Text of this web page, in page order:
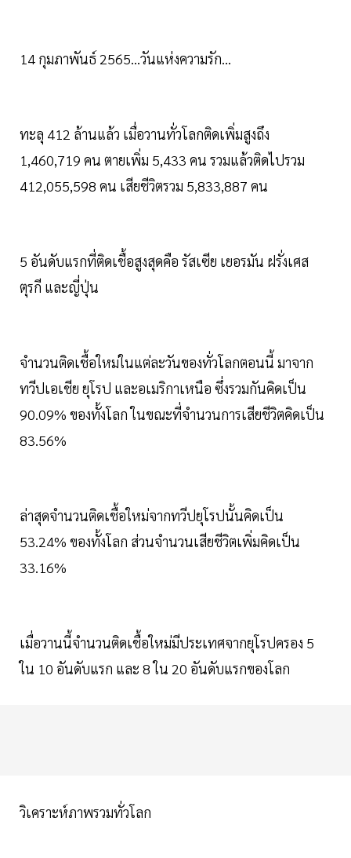
14 กุมภาพันธ์ 2565...วันแห่งความรัก...
ทะลุ 412 ล้านแล้ว เมื่อวานทั่วโลกติดเพิ่มสูงถึง
1,460,719 คน ตายเพิ่ม 5,433 คน รวมแล้วติดไปรวม
412,055,598 คน เสียชีวิตรวม 5,833,887 คน
5 อันดับแรกที่ติดเชื้อสูงสุดคือ รัสเซีย เยอรมัน ฝรั่งเศส
ตุรกี และญี่ปุ่น
จำนวนติดเชื้อใหม่ในแต่ละวันของทั่วโลกตอนนี้ มาจาก
ทวีปเอเชีย ยุโรป และอเมริกาเหนือ ซึ่งรวมกันคิดเป็น
90.09% ของทั้งโลก ในขณะที่จำนวนการเสียชีวิตคิดเป็น
83.56%
ล่าสุดจำนวนติดเชื้อใหม่จากทวีปยุโรปนั้นคิดเป็น
53.24% ของทั้งโลก ส่วนจำนวนเสียชีวิตเพิ่มคิดเป็น
33.16%
เมื่อวานนี้จำนวนติดเชื้อใหม่มีประเทศจากยุโรปครอง 5
ใน 10 อันดับแรก และ 8 ใน 20 อันดับแรกของโลก
วิเคราะห์ภาพรวมทั่วโลก